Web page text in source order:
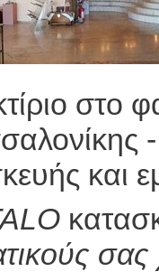
στο
και